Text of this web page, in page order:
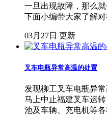
一旦出现故障，那么
下面小编带大家了解
03月27日 更新
叉车电瓶异常高温的处置
发现柳工叉车电瓶异
马上中止福建叉车运
池及车辆、充电机等